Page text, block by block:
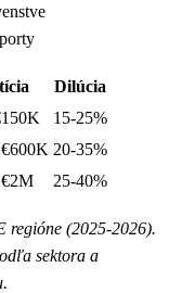
Dilúcia
15-25%
20-35%
25-40%
regióne (2025-2026).
sektora a